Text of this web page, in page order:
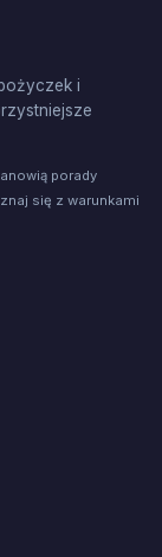
i
porady
się z warunkami